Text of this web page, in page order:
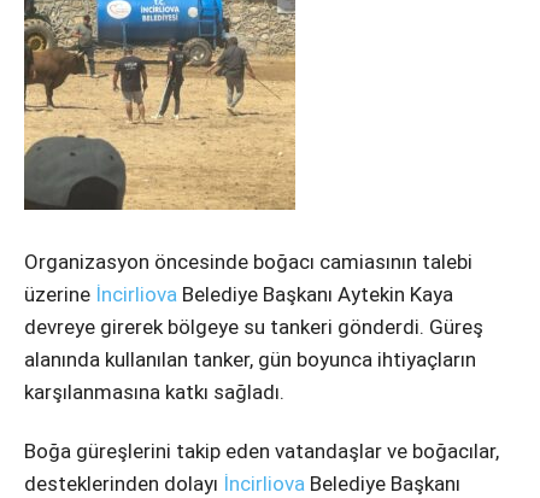
Organizasyon öncesinde boğacı camiasının talebi
üzerine İncirliova Belediye Başkanı Aytekin Kaya
devreye girerek bölgeye su tankeri gönderdi. Güreş
alanında kullanılan tanker, gün boyunca ihtiyaçların
karşılanmasına katkı sağladı.
Boğa güreşlerini takip eden vatandaşlar ve boğacılar,
desteklerinden dolayı İncirliova Belediye Başkanı